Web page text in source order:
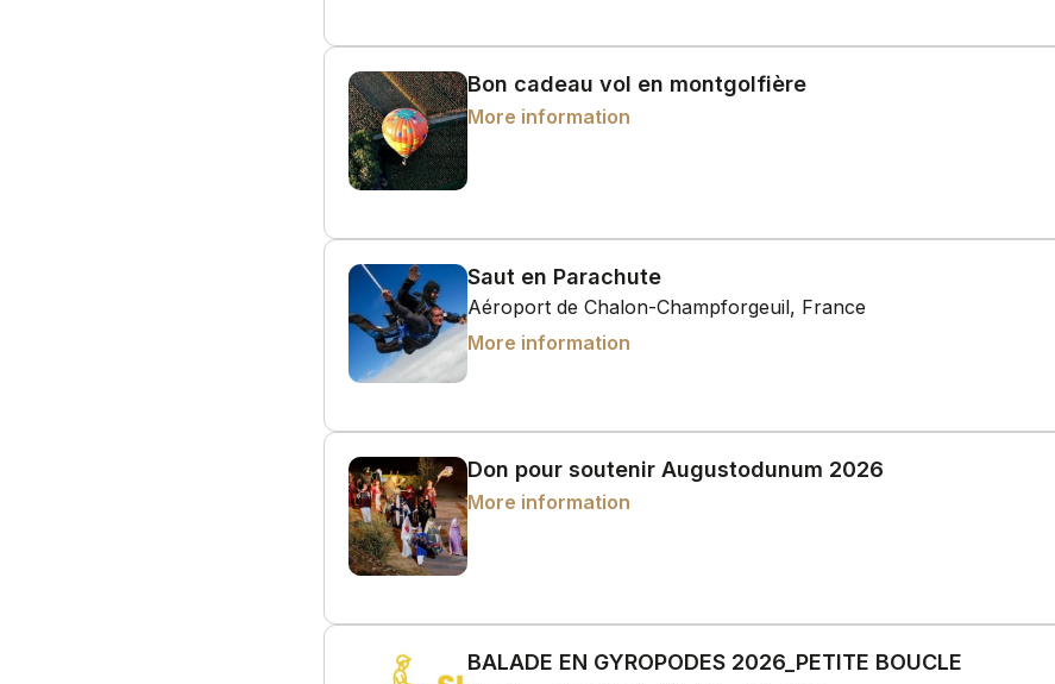
Bon cadeau vol en montgolfière
More information
Saut en Parachute
Aéroport de Chalon-Champforgeuil, France
More information
Don pour soutenir Augustodunum 2026
More information
BALADE EN GYROPODES 2026_PETITE BOUCLE